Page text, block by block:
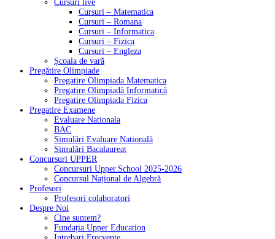
Cursuri live
Cursuri – Matematica
Cursuri – Romana
Cursuri – Informatica
Cursuri – Fizica
Cursuri – Engleza
Școala de vară
Pregătire Olimpiade
Pregatire Olimpiada Matematica
Pregatire Olimpiadă Informatică
Pregatire Olimpiada Fizica
Pregatire Examene
Evaluare Nationala
BAC
Simulări Evaluare Natională
Simulări Bacalaureat
Concursuri UPPER
Concursuri Upper.School 2025-2026
Concursul Național de Algebră
Profesori
Profesori colaboratori
Despre Noi
Cine suntem?
Fundația Upper Education